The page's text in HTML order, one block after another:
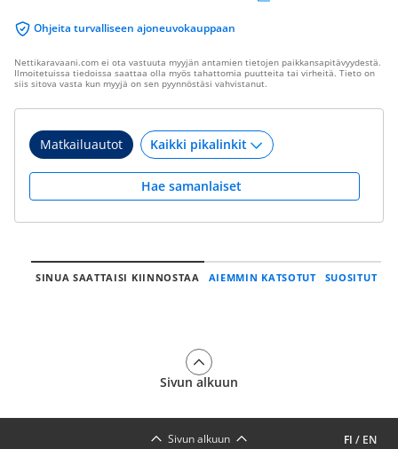
Ohjeita turvalliseen ajoneuvokauppaan
Nettikaravaani.com ei ota vastuuta myyjän antamien tietojen paikkansapitävyydestä.
Ilmoitetuissa tiedoissa saattaa olla myös tahattomia puutteita tai virheitä. Tieto on
siis sitova vasta kun myyjä on sen pyynnöstäsi vahvistanut.
Matkailuautot
Hae samanlaiset
SINUA SAATTAISI KIINNOSTAA AIEMMIN KATSOTUT SUOSITUT
Sivun alkuun
FI / EN
Sivun alkuun